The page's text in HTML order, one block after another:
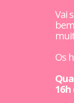
Vai
Os